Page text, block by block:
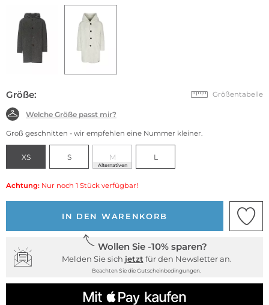
Größe: Größentabelle
Welche Größe passt mir?
Groß geschnitten - wir empfehlen eine Nummer kleiner.
XS S M
Alternativen
L
Achtung: Nur noch 1 Stück verfügbar!
IN DEN WARENKORB
Wollen Sie -10% sparen?
Melden Sie sich jetzt für den Newsletter an.
Beachten Sie die Gutscheinbedingungen.